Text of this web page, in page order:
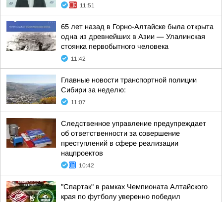
11:51
65 лет назад в Горно-Алтайске была открыта
одна из древнейших в Азии — Улалинская
стоянка первобытного человека
11:42
Главные новости транспортной полиции
Сибири за неделю:
11:07
Следственное управление предупреждает
об ответственности за совершение
преступлений в сфере реализации
нацпроектов
10:42
"Спартак" в рамках Чемпионата Алтайского
края по футболу уверенно победил